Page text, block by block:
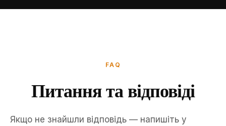
FAQ
Питання та відповіді
Якщо не знайшли відповідь — напишіть у